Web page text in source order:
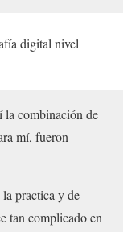
digital nivel
la combinación de
mí, fueron
practica y de
tan complicado en